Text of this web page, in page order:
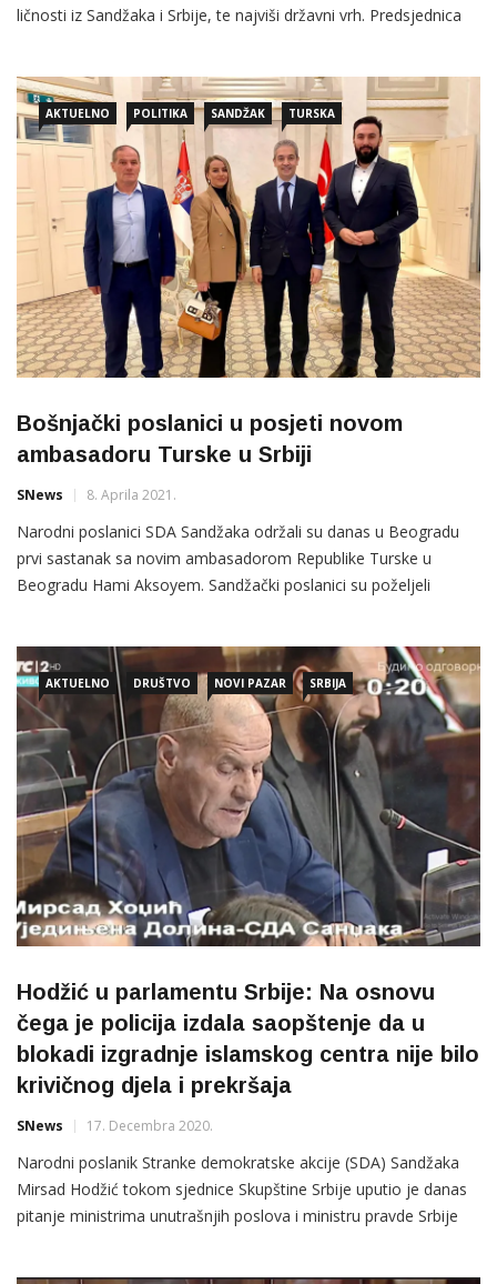
ličnosti iz Sandžaka i Srbije, te najviši državni vrh. Predsjednica
poželjela da “tolerancija ovlada našim srcima i
AKTUELNO POLITIKA SANDŽAK TURSKA
Bošnjački poslanici u posjeti novom
ambasadoru Turske u Srbiji
SNews 8. Aprila 2021.
Narodni poslanici SDA Sandžaka održali su danas u Beogradu
prvi sastanak sa novim ambasadorom Republike Turske u
Beogradu Hami Aksoyem. Sandžački poslanici su poželjeli
Sandžaku. “Ambasadoru smo poželjeli dobrodošlicu i prenijeli
smo čestitke i zadovoljstvo
AKTUELNO DRUŠTVO NOVI PAZAR SRBIJA
Hodžić u parlamentu Srbije: Na osnovu
čega je policija izdala saopštenje da u
blokadi izgradnje islamskog centra nije bilo
krivičnog djela i prekršaja
SNews 17. Decembra 2020.
Narodni poslanik Stranke demokratske akcije (SDA) Sandžaka
Mirsad Hodžić tokom sjednice Skupštine Srbije uputio je danas
pitanje ministrima unutrašnjih poslova i ministru pravde Srbije